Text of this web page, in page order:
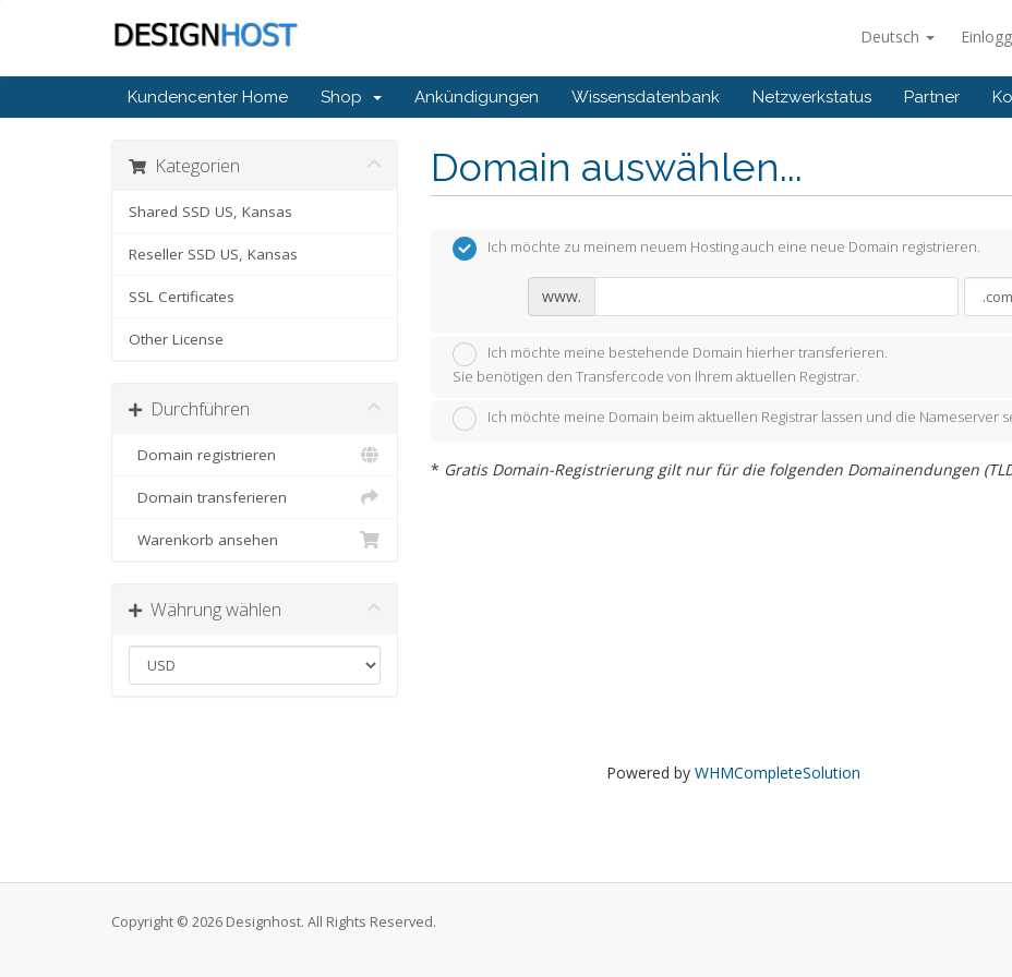
Deutsch
Kundencenter Home Shop Ankündigungen Wissensdatenbank Netzwerkstatus Partner
Domain auswählen...
Kategorien
Shared SSD US, Kansas
Reseller SSD US, Kansas
SSL Certificates
Other License
Durchführen
Domain registrieren
Domain transferieren
Warenkorb ansehen
Währung wählen
Ich möchte zu meinem neuem Hosting auch eine neue Domain registrieren.
www.
Ich möchte meine bestehende Domain hierher transferieren.
Sie benötigen den Transfercode von Ihrem aktuellen Registrar.
Ich möchte meine Domain beim aktuellen Registrar lassen und die Nameserver
* Gratis Domain-Registrierung gilt nur für die folgenden Domainendungen
Powered by WHMCompleteSolution
Copyright © 2026 Designhost. All Rights Reserved.